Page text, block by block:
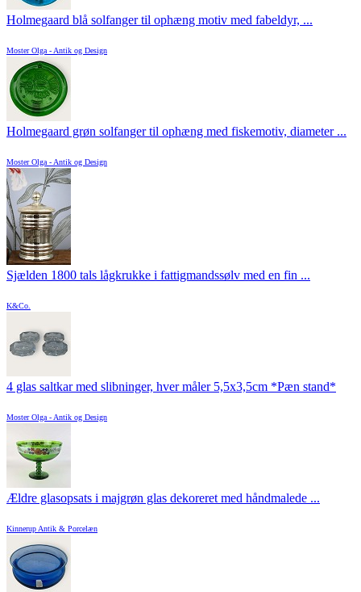
Holmegaard blå solfanger til ophæng motiv med fabeldyr, ...
Moster Olga - Antik og Design
Holmegaard grøn solfanger til ophæng med fiskemotiv, diameter ...
Moster Olga - Antik og Design
Sjælden 1800 tals lågkrukke i fattigmandssølv med en fin ...
K&Co.
4 glas saltkar med slibninger, hver måler 5,5x3,5cm *Pæn stand*
Moster Olga - Antik og Design
Ældre glasopsats i majgrøn glas dekoreret med håndmalede ...
Kinnerup Antik & Porcelæn